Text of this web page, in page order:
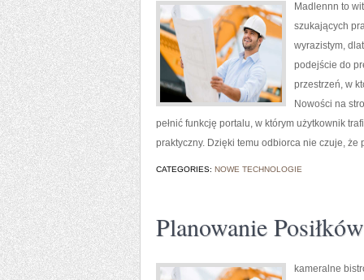
Madlennn to
szukających
wyrazistym,
podejście do
przestrzeń, w
Nowości na
pełnić funkcję portalu, w którym użytkownik
praktyczny. Dzięki temu odbiorca nie czuje,
CATEGORIES: NOWE TECHNOLOGIE
Planowanie Posiłków
kameralne